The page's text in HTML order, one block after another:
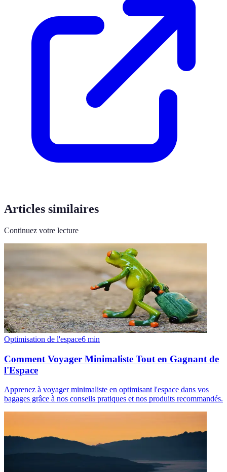
Articles similaires
Continuez votre lecture
Optimisation de l'espace6 min
Comment Voyager Minimaliste Tout en Gagnant de
l'Espace
Apprenez à voyager minimaliste en optimisant l'espace dans vos
bagages grâce à nos conseils pratiques et nos produits recommandés.